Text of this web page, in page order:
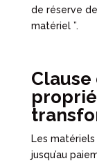
de réserve
matériel ”.
Les
jusqu’au